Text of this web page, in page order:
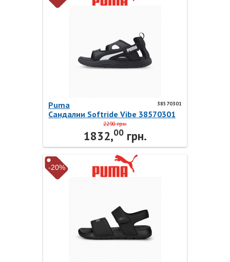
38570301
Puma
Сандалии Softride Vibe 38570301
2290 грн.
1832,00грн.
-20%